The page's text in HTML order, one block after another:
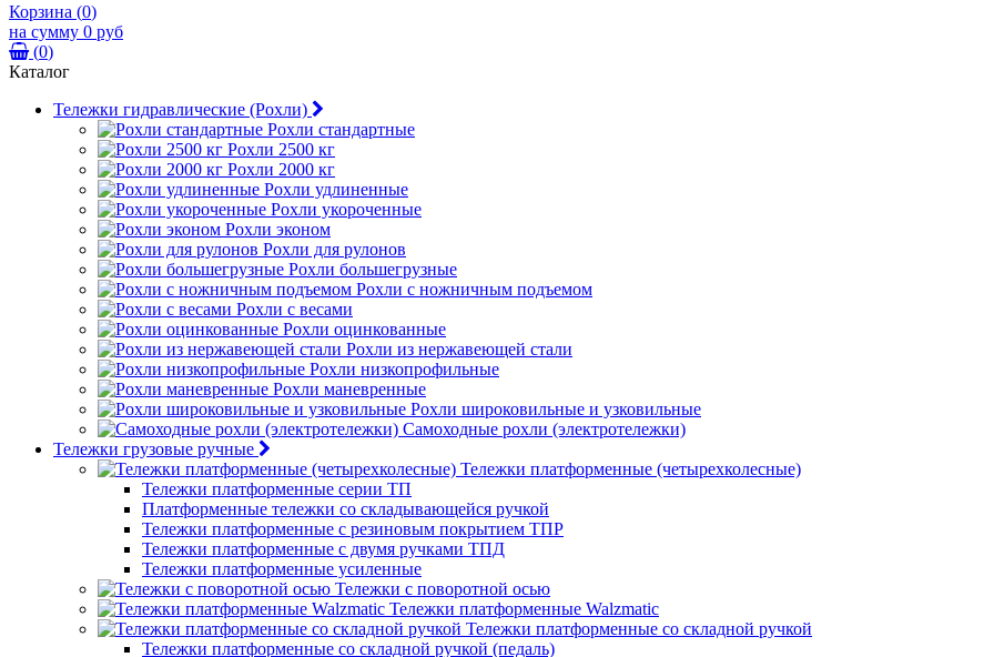
Корзина (0)
на сумму 0 руб
(0)
Каталог
Тележки гидравлические (Рохли)
Рохли стандартные
Рохли 2500 кг
Рохли 2000 кг
Рохли удлиненные
Рохли укороченные
Рохли эконом
Рохли для рулонов
Рохли большегрузные
Рохли с ножничным подъемом
Рохли с весами
Рохли оцинкованные
Рохли из нержавеющей стали
Рохли низкопрофильные
Рохли маневренные
Рохли широковильные и узковильные
Самоходные рохли (электротележки)
Тележки грузовые ручные
Тележки платформенные (четырехколесные)
Тележки платформенные серии ТП
Платформенные тележки со складывающейся ручкой
Тележки платформенные с резиновым покрытием ТПР
Тележки платформенные с двумя ручками ТПД
Тележки платформенные усиленные
Тележки с поворотной осью
Тележки платформенные Walzmatic
Тележки платформенные со складной ручкой
Тележки платформенные со складной ручкой (педаль)